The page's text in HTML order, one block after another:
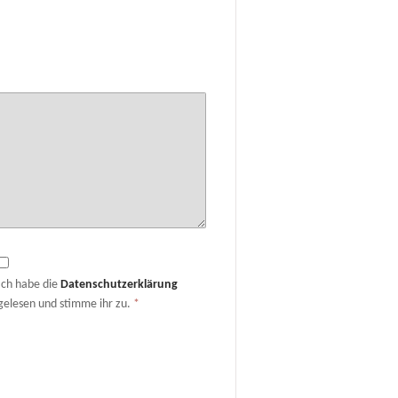
Ich habe die Datenschutzerklärung
und stimme ihr zu. *